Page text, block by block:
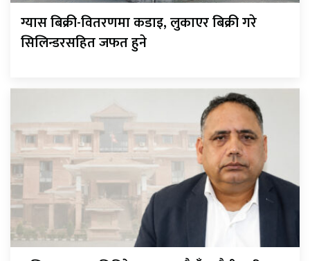
ग्यास बिक्री-वितरणमा कडाइ, लुकाएर बिक्री गरे
सिलिन्डरसहित जफत हुने